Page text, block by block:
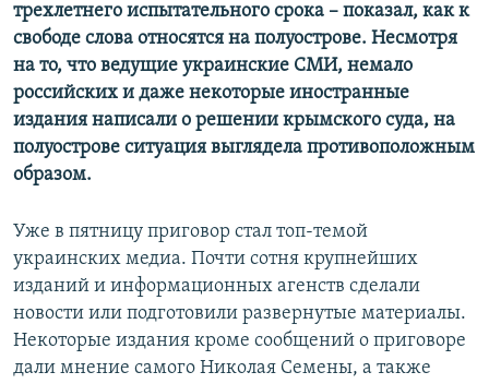
трехлетнего испытательного срока – показал, как к
свободе слова относятся на полуострове. Несмотря
на то, что ведущие украинские СМИ, немало
российских и даже некоторые иностранные
издания написали о решении крымского суда, на
полуострове ситуация выглядела противоположным
образом.
Уже в пятницу приговор стал топ-темой
украинских медиа. Почти сотня крупнейших
изданий и информационных агенств сделали
новости или подготовили развернутые материалы.
Некоторые издания кроме сообщений о приговоре
дали мнение самого Николая Семены, а также